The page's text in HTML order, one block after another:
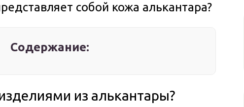
собой кожа алькантара?
Содержание:
из алькантары?